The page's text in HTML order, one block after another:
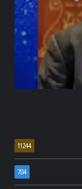
موازين
11244
784